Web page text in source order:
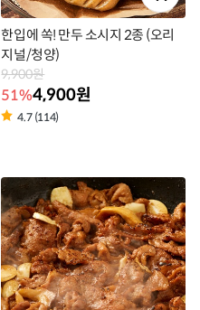
한입에 쏙! 만두 소시지 2종 (오리
지널/청양)
9,900원
51%4,900원
4.7 (114)
라
벨